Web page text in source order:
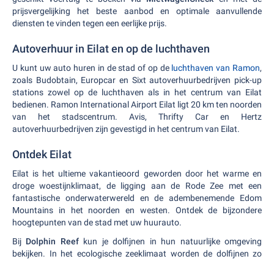
prijsvergelijking het beste aanbod en optimale aanvullende
diensten te vinden tegen een eerlijke prijs.
Autoverhuur in Eilat en op de luchthaven
U kunt uw auto huren in de stad of op de luchthaven van Ramon,
zoals Budobtain, Europcar en Sixt autoverhuurbedrijven pick-up
stations zowel op de luchthaven als in het centrum van Eilat
bedienen. Ramon International Airport Eilat ligt 20 km ten noorden
van het stadscentrum. Avis, Thrifty Car en Hertz
autoverhuurbedrijven zijn gevestigd in het centrum van Eilat.
Ontdek Eilat
Eilat is het ultieme vakantieoord geworden door het warme en
droge woestijnklimaat, de ligging aan de Rode Zee met een
fantastische onderwaterwereld en de adembenemende Edom
Mountains in het noorden en westen. Ontdek de bijzondere
hoogtepunten van de stad met uw huurauto.
Bij Dolphin Reefkun je dolfijnen in hun natuurlijke omgeving
bekijken. In het ecologische zeeklimaat worden de dolfijnen zo